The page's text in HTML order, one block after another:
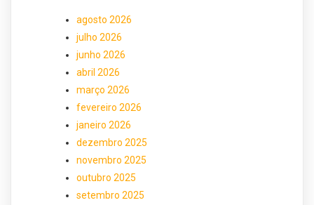
agosto 2026
julho 2026
junho 2026
abril 2026
março 2026
fevereiro 2026
janeiro 2026
dezembro 2025
novembro 2025
outubro 2025
setembro 2025